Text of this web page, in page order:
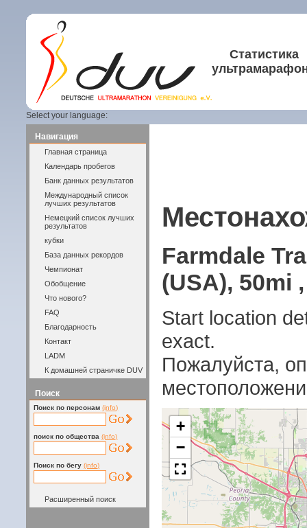
Статистика
Select your language:
Навигация
Главная страница
Календарь пробегов
Банк данных результатов
Международный список
лучших результатов
Немецкий список лучших
результатов
кубки
База данных рекордов
Чемпионат
Обобщение
Что нового?
FAQ
Благодарность
Контакт
LADM
К домашней страничке DUV
Поиск
Поиск по персонам (info)
поиск по общества (info)
Поиск по бегу (info)
Расширенный поиск
Farmdale
(USA), 50mi
Start location
exact.
Пожалуйста,
+
−